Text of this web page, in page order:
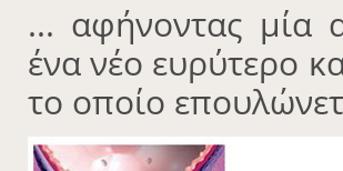
... αφήνοντας μία
ένα νέο ευρύτερο
το οποίο